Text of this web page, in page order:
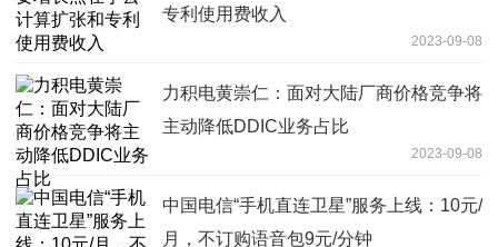
专利使用费收入
2023-09-08
力积电黄崇仁：面对大陆厂商价格竞争将
主动降低DDIC业务占比
2023-09-08
中国电信“手机直连卫星”服务上线：10元/
月，不订购语音包9元/分钟